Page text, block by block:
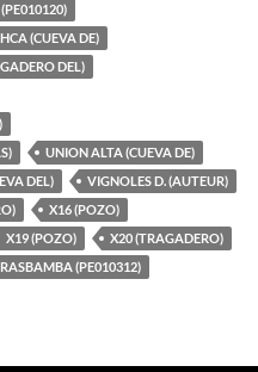
(CUEVA DE)
DEL)
UNION ALTA (CUEVA DE)
DEL)
VIGNOLES D. (AUTEUR)
X16 (POZO)
X19 (POZO)
X20 (TRAGADERO)
(PE010312)